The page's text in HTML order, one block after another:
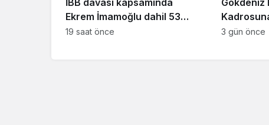
İBB davası kapsamında
Ekrem İmamoğlu dahil 53
sanığın tutukluluğuna devam
19 saat önce
Gökdeniz
Anlaşma
3 gün önce